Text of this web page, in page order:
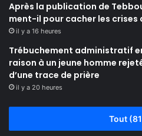
Après la publication de
ment-il pour cacher les crises
il y a 16 heures
Trébuchement administratif
raison à un jeune homme
d’une trace de prière
il y a 20 heures
Tout